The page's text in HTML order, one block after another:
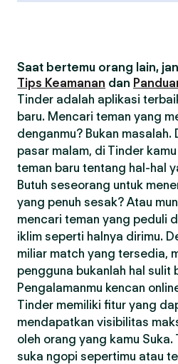
Saat bertemu orang lain,
Tips Keamanan dan
Tinder adalah aplikasi
baru. Mencari teman yang
denganmu? Bukan
pasar malam, di Tinder
teman baru tentang hal-hal
Butuh seseorang untuk
yang penuh sesak? Atau
mencari teman yang peduli
iklim seperti halnya dirimu.
miliar match yang tersedia,
pengguna bukanlah hal sulit
Pengalamanmu kencan
Tinder memiliki fitur yang
mendapatkan visibilitas
oleh orang yang kamu Suka.
suka ngopi sepertimu atau